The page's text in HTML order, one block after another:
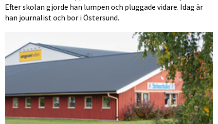
Efter skolan gjorde han lumpen och pluggade vidare. Idag är
han journalist och bor i Östersund.